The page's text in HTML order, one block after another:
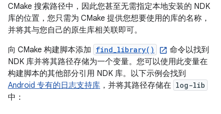
CMake 搜索路径中，因此您甚至无需指定本地安装的 NDK
库的位置，您只需为 CMake 提供您想要使用的库的名称，
并将其与您自己的原生库相关联即可。
向 CMake 构建脚本添加 find_library()
命令以找到
NDK 库并将其路径存储为一个变量。您可以使用此变量在
构建脚本的其他部分引用 NDK 库。以下示例会找到
Android 专有的日志支持库 ，并将其路径存储在 log-lib
中：